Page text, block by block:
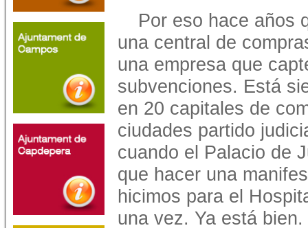
Por eso hace años
una central de
una empresa que
subvenciones. Está
en 20 capitales de
ciudades partido
cuando el Palacio de
que hacer una
hicimos para el
una vez. Ya está